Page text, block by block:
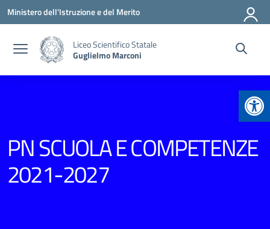
Vai ai contenuti
Vai al menu di navigazione
Vai al footer
Ministero dell'Istruzione e del Merito
Liceo Scientifico Statale
Guglielmo Marconi
PN SCUOLA E COMPETENZE
2021-2027